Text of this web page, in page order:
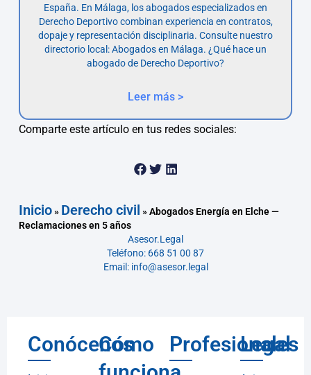
España. En Málaga, los abogados especializados en
Derecho Deportivo combinan experiencia en contratos,
dopaje y representación disciplinaria. Consulte nuestro
directorio local: Abogados en Málaga. ¿Qué hace un
abogado de Derecho Deportivo?
Leer más >
Comparte este artículo en tus redes sociales:
Inicio» Derecho civil »Abogados Energía en Elche —
Reclamaciones en 5 años
Asesor.Legal
Teléfono: 668 51 00 87
Email: info@asesor.legal
Conócenos
Cómo
Profesionales
Legal